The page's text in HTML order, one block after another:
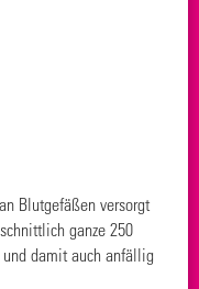
Blutgefäßen versorgt
ganze 250
und damit auch anfällig